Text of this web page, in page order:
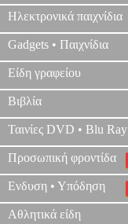
Ηλεκτρονικά παιχνίδια
Gadgets • Παιχνίδια
Είδη γραφείου
Βιβλία
Ταινίες DVD • Blu Ray
Προσωπική φροντίδα
Ενδυση • Υπόδηση
Αθλητικά είδη